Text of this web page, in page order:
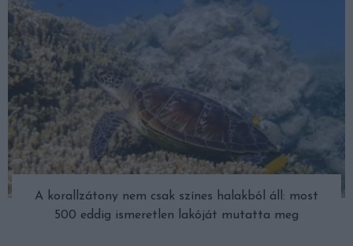
A korallzátony nem csak színes halakból áll: most
500 eddig ismeretlen lakóját mutatta meg